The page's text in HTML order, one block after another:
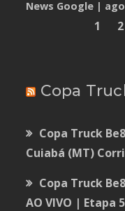
News Google
1 2
Copa
Copa Truck
Cuiabá (MT)
Copa Truck
AO VIVO | Etapa